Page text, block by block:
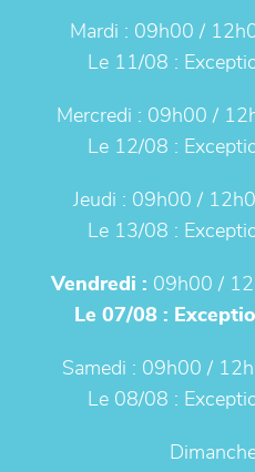
Mardi : 09h00 /
Le 11/08 :
Mercredi : 09h00 /
Le 12/08 :
Jeudi : 09h00 /
Le 13/08 :
Vendredi : 09h00 /
Le 07/08 :
Samedi : 09h00 /
Le 08/08 :